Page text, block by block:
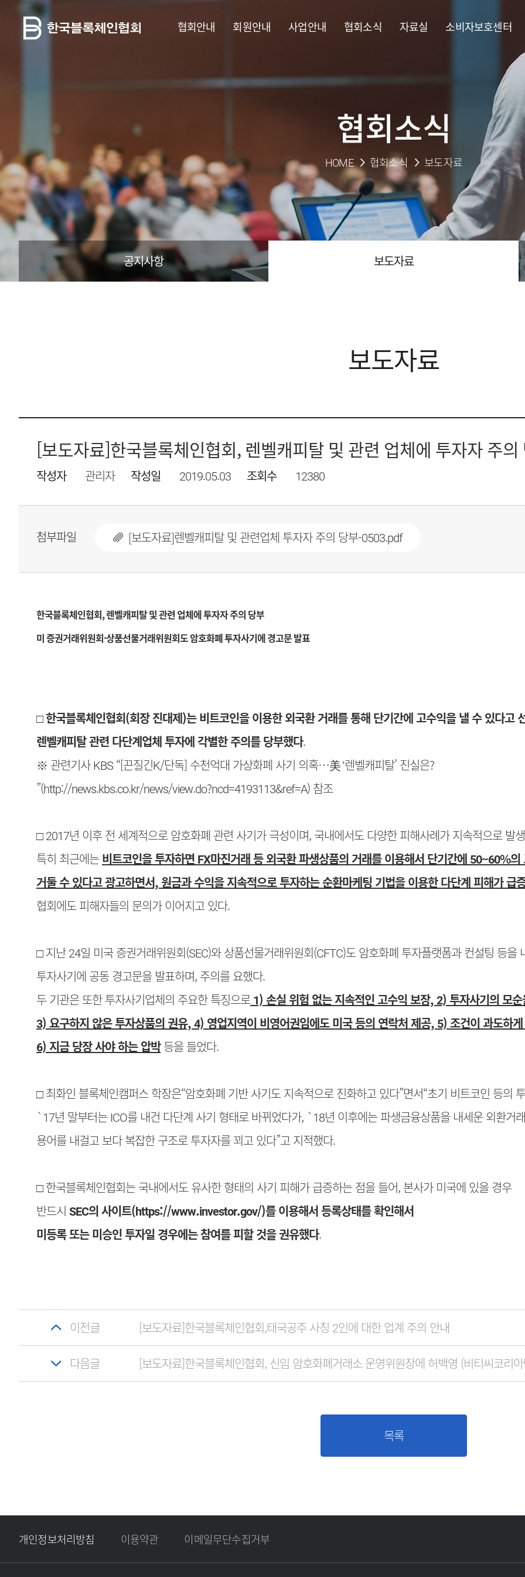
협회안내 회원안내 사업안내 협회소식 자료실 소비자보호센터
협회소식
HOME 협회소식 보도자료
공지사항 보도자료
보도자료
[보도자료]한국블록체인협회, 렌벨캐피탈 및 관련 업체에 투자자 주의
작성자 관리자 작성일 2019.05.03 조회수 12380
첨부파일 [보도자료]렌벨캐피탈 및 관련업체 투자자 주의 당부-0503.pdf
한국블록체인협회, 렌벨캐피탈 및 관련 업체에 투자자 주의 당부
미 증권거래위원회·상품선물거래위원회도 암호화폐 투자사기에경고문 발표
□한국블록체인협회(회장 진대제)는 비트코인을 이용한 외국환 거래를 통해 단기간에 고수익을 낼 수 있다고
렌벨캐피탈 관련 다단계업체 투자에 각별한 주의를 당부했다.
※ 관련기사 KBS “[끈질긴K/단독] 수천억대 가상화폐 사기 의혹…美 ‘렌벨캐피탈’ 진실은?
”(http://news.kbs.co.kr/news/view.do?ncd=4193113&ref=A) 참조
□ 2017년 이후 전 세계적으로 암호화폐 관련 사기가 극성이며, 국내에서도 다양한 피해사례가 지속적으로 발
특히 최근에는비트코인을 투자하면 FX마진거래 등 외국환 파생상품의 거래를 이용해서 단기간에 50~60%의
거둘 수 있다고 광고하면서, 원금과 수익을 지속적으로 투자하는 순환마케팅 기법을 이용한 다단계 피해가 급
협회에도 피해자들의 문의가 이어지고 있다.
□ 지난 24일 미국 증권거래위원회(SEC)와 상품선물거래위원회(CFTC)도 암호화폐 투자플랫폼과 컨설팅 등을
투자사기에 공동 경고문을 발표하며, 주의를 요했다.
두 기관은 또한 투자사기업체의 주요한 특징으로1) 손실 위험 없는 지속적인 고수익 보장, 2) 투자사기의 모
3) 요구하지 않은 투자상품의 권유, 4) 영업지역이 비영어권임에도 미국 등의 연락처 제공, 5) 조건이 과도하
6) 지금 당장 사야 하는 압박등을 들었다.
□ 최화인 블록체인캠퍼스 학장은“암호화폐 기반 사기도 지속적으로 진화하고 있다”면서“초기 비트코인 등의
`17년 말부터는 ICO를 내건 다단계 사기 형태로 바뀌었다가, `18년 이후에는 파생금융상품을 내세운 외환거
용어를 내걸고 보다 복잡한 구조로 투자자를 꾀고 있다”고 지적했다.
□ 한국블록체인협회는 국내에서도 유사한 형태의 사기 피해가 급증하는 점을 들어, 본사가 미국에 있을 경우
반드시 SEC의 사이트(https://www.investor.gov/)를 이용해서 등록상태를 확인해서
미등록 또는 미승인 투자일 경우에는 참여를 피할 것을 권유했다.
이전글 [보도자료]한국블록체인협회,태국공주 사칭 2인에 대한 업계 주의 안내
다음글
목록
개인정보처리방침 이용약관 이메일무단수집거부